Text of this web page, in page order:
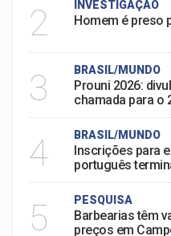
2 INVESTIGAÇÃO
Homem é preso
3 BRASIL/MUNDO
Prouni 2026:
chamada para o
4 BRASIL/MUNDO
Inscrições para
português
5 PESQUISA
Barbearias têm
preços em